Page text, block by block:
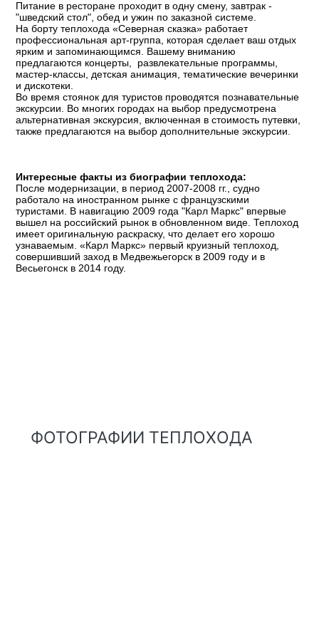
Питание в ресторане проходит в одну смену, завтрак -
"шведский стол", обед и ужин по заказной системе.
На борту теплохода «Северная сказка» работает
профессиональная арт-группа, которая сделает ваш отдых
ярким и запоминающимся. Вашему вниманию
предлагаются концерты, развлекательные программы,
мастер-классы, детская анимация, тематические вечеринки
и дискотеки​.
Во время стоянок для туристов проводятся познавательные
экскурсии. Во многих городах на выбор предусмотрена
альтернативная экскурсия, включенная в стоимость путевки,
также предлагаются на выбор дополнительные экскурсии.
Интересные факты из биографии теплохода:
После модернизации, в период 2007-2008 гг., судно
работало на иностранном рынке с французскими
туристами. В навигацию 2009 года "Карл Маркс" впервые
вышел на российский рынок в обновленном виде. Теплоход
имеет оригинальную раскраску, что делает его хорошо
узнаваемым. «Карл Маркс» первый круизный теплоход,
совершивший заход в Медвежьегорск в 2009 году и в
Весьегонск в 2014 году.
ФОТОГРАФИИ ТЕПЛОХОДА